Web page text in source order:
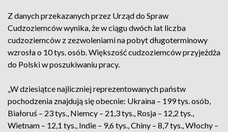
Z danych przekazanych przez Urząd do Spraw
Cudzoziemców wynika, że w ciągu dwóch lat liczba
cudzoziemców z zezwoleniami na pobyt długoterminowy
wzrosła o 10 tys. osób. Większość cudzoziemców przyjeżdża
do Polski w poszukiwaniu pracy.
„W dziesiątce najliczniej reprezentowanych państw
pochodzenia znajdują się obecnie: Ukraina – 199 tys. osób,
Białoruś – 23 tys., Niemcy – 21,3 tys., Rosja – 12,2 tys.,
Wietnam – 12,1 tys., Indie – 9,6 tys., Chiny – 8,7 tys., Włochy –